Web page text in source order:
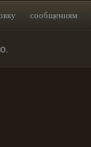
сообщениям